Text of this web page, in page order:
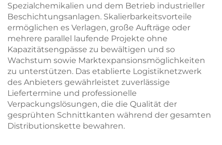
Spezialchemikalien und dem Betrieb industrieller
Beschichtungsanlagen. Skalierbarkeitsvorteile
ermöglichen es Verlagen, große Aufträge oder
mehrere parallel laufende Projekte ohne
Kapazitätsengpässe zu bewältigen und so
Wachstum sowie Marktexpansionsmöglichkeiten
zu unterstützen. Das etablierte Logistiknetzwerk
des Anbieters gewährleistet zuverlässige
Liefertermine und professionelle
Verpackungslösungen, die die Qualität der
gesprühten Schnittkanten während der gesamten
Distributionskette bewahren.